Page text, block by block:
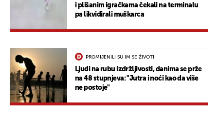
i plišanim igračkama čekali na terminalu
pa likvidirali muškarca
PROMIJENILI SU IM SE ŽIVOTI
Ljudi na rubu izdržljivosti, danima se prže
na 48 stupnjeva: "Jutra i noći kao da više
ne postoje"